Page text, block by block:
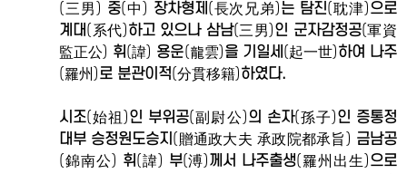
(三男) 중(中) 장차형제 (長次兄弟)는 탐진(耽津)으로
계대(系代)하고 있으나 삼남(三男)인 군자감정공(軍資
監正公) 휘(諱) 용운(龍雲)을 기일세 (起一世)하여 나주
(羅州)로 분관이적(分貫移籍)하였다.
시조(始祖)인 부위공(副尉公)의 손자(孫子)인 증통정
대부 승정원도승지 (贈通政大夫 承政院都承旨) 금남공
(錦南公) 휘(諱) 부(溥)께서 나주출생(羅州出生)으로